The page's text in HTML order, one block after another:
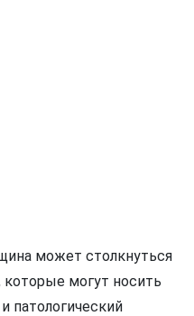
может столкнуться
могут носить
патологический